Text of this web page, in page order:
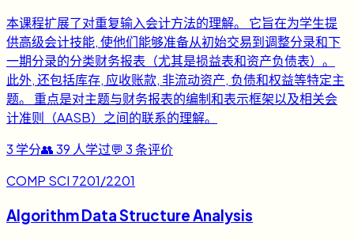
本课程扩展了对重复输入会计方法的理解。 它旨在为学生提
供高级会计技能, 使他们能够准备从初始交易到调整分录和下
一期分录的分类财务报表（尤其是损益表和资产负债表）。
此外, 还包括库存, 应收账款, 非流动资产, 负债和权益等特定主
题。 重点是对主题与财务报表的编制和表示框架以及相关会
计准则（AASB）之间的联系的理解。
3 学分👥39 人学过💬 3条评价
COMP SCI 7201/2201
Algorithm Data Structure Analysis